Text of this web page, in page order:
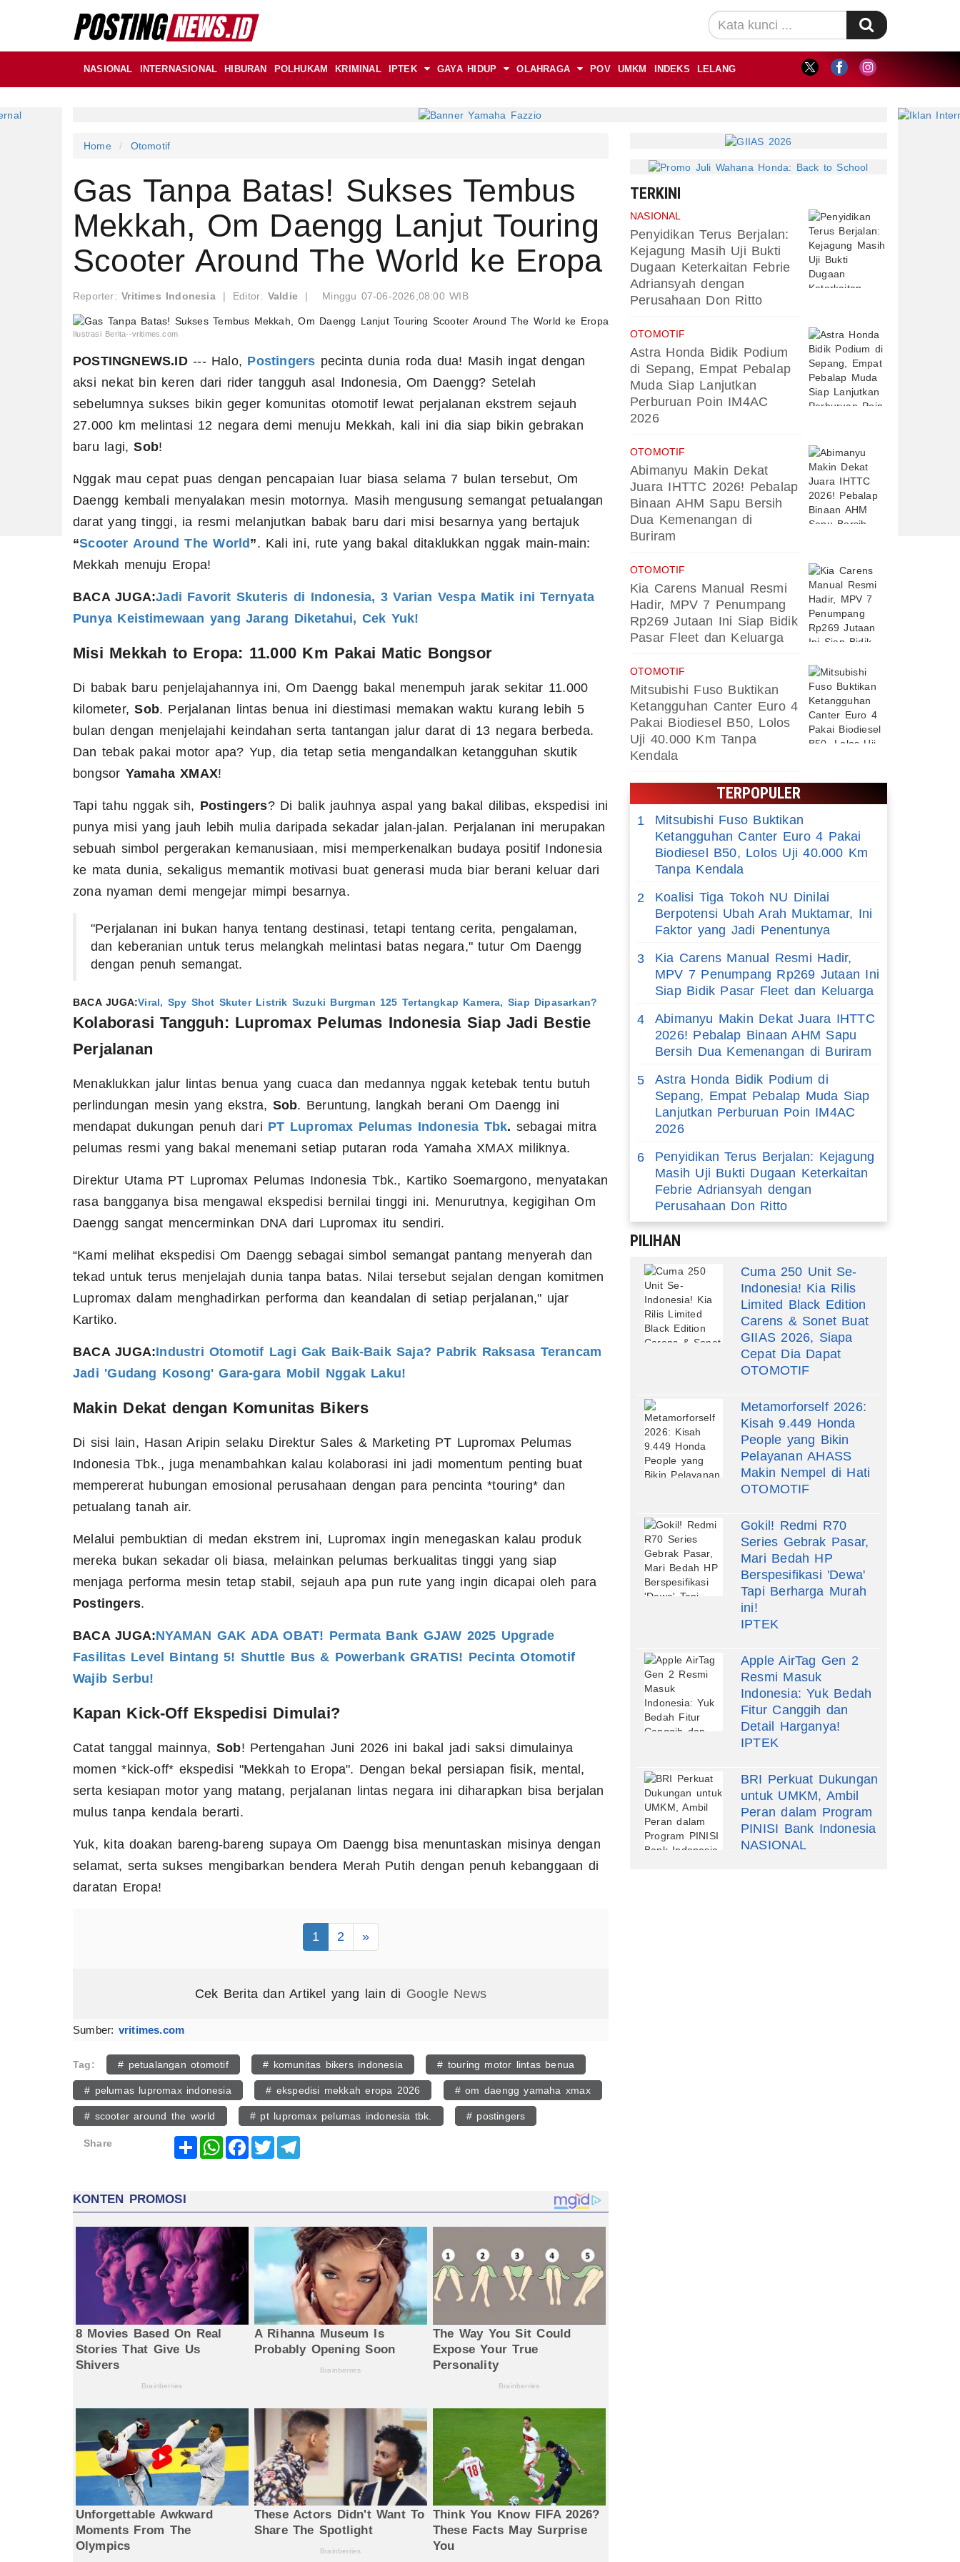
NASIONAL INTERNASIONAL HIBURAN POLHUKAM KRIMINAL IPTEK GAYA HIDUP OLAHRAGA POV UMKM INDEKS LELANG
Home Otomotif
Gas Tanpa Batas! Sukses Tembus
Mekkah, Om Daengg Lanjut Touring
Scooter Around The World ke Eropa
Reporter:Vritimes Indonesia | Editor: Valdie | Minggu 07-06-2026,08:00 WIB
Ilustrasi Berita--vritimes.com
POSTINGNEWS.ID--- Halo, Postingers pecinta dunia roda dua! Masih ingat dengan
aksi nekat bin keren dari rider tangguh asal Indonesia, Om Daengg? Setelah
sebelumnya sukses bikin geger komunitas otomotif lewat perjalanan ekstrem sejauh
27.000 km melintasi 12 negara demi menuju Mekkah, kali ini dia siap bikin gebrakan
baru lagi,Sob!
Nggak mau cepat puas dengan pencapaian luar biasa selama 7 bulan tersebut, Om
Daengg kembali menyalakan mesin motornya. Masih mengusung semangat petualangan
darat yang tinggi, ia resmi melanjutkan babak baru dari misi besarnya yang bertajuk
“Scooter Around The World ”. Kali ini, rute yang bakal ditaklukkan nggak main-main:
Mekkah menuju Eropa!
BACA JUGA:Jadi Favorit Skuteris di Indonesia, 3 Varian Vespa Matik ini Ternyata
Punya Keistimewaan yang Jarang Diketahui, Cek Yuk!
Misi Mekkah to Eropa: 11.000 Km Pakai Matic Bongsor
Di babak baru penjelajahannya ini, Om Daengg bakal menempuh jarak sekitar 11.000
kilometer,Sob. Perjalanan lintas benua ini diestimasi memakan waktu kurang lebih 5
bulan dengan menjelajahi keindahan serta tantangan jalur darat di 13 negara berbeda.
Dan tebak pakai motor apa? Yup, dia tetap setia mengandalkan ketangguhan skutik
bongsor Yamaha XMAX!
Tapi tahu nggak sih, Postingers? Di balik jauhnya aspal yang bakal dilibas, ekspedisi ini
punya misi yang jauh lebih mulia daripada sekadar jalan-jalan. Perjalanan ini merupakan
sebuah simbol pergerakan kemanusiaan, misi memperkenalkan budaya positif Indonesia
ke mata dunia, sekaligus memantik motivasi buat generasi muda biar berani keluar dari
zona nyaman demi mengejar mimpi besarnya.
"Perjalanan ini bukan hanya tentang destinasi, tetapi tentang cerita, pengalaman,
dan keberanian untuk terus melangkah melintasi batas negara," tutur Om Daengg
dengan penuh semangat.
BACA JUGA:Viral, Spy Shot Skuter Listrik Suzuki Burgman 125 Tertangkap Kamera, Siap Dipasarkan?
Kolaborasi Tangguh: Lupromax Pelumas Indonesia Siap Jadi Bestie
Perjalanan
Menaklukkan jalur lintas benua yang cuaca dan medannya nggak ketebak tentu butuh
perlindungan mesin yang ekstra, Sob. Beruntung, langkah berani Om Daengg ini
mendapat dukungan penuh dari PT Lupromax Pelumas Indonesia Tbk. sebagai mitra
pelumas resmi yang bakal menemani setiap putaran roda Yamaha XMAX miliknya.
Direktur Utama PT Lupromax Pelumas Indonesia Tbk., Kartiko Soemargono, menyatakan
rasa bangganya bisa mengawal ekspedisi bernilai tinggi ini. Menurutnya, kegigihan Om
Daengg sangat mencerminkan DNA dari Lupromax itu sendiri.
“Kami melihat ekspedisi Om Daengg sebagai simbol semangat pantang menyerah dan
tekad untuk terus menjelajah dunia tanpa batas. Nilai tersebut sejalan dengan komitmen
Lupromax dalam menghadirkan performa dan keandalan di setiap perjalanan," ujar
Kartiko.
BACA JUGA:Industri Otomotif Lagi Gak Baik-Baik Saja? Pabrik Raksasa Terancam
Jadi 'Gudang Kosong' Gara-gara Mobil Nggak Laku!
Makin Dekat dengan Komunitas Bikers
Di sisi lain, Hasan Aripin selaku Direktur Sales & Marketing PT Lupromax Pelumas
Indonesia Tbk., juga menambahkan kalau kolaborasi ini jadi momentum penting buat
mempererat hubungan emosional perusahaan dengan para pencinta *touring* dan
petualang tanah air.
Melalui pembuktian di medan ekstrem ini, Lupromax ingin menegaskan kalau produk
mereka bukan sekadar oli biasa, melainkan pelumas berkualitas tinggi yang siap
menjaga performa mesin tetap stabil, sejauh apa pun rute yang ingin dicapai oleh para
Postingers.
BACA JUGA:NYAMAN GAK ADA OBAT! Permata Bank GJAW 2025 Upgrade
Fasilitas Level Bintang 5! Shuttle Bus & Powerbank GRATIS! Pecinta Otomotif
Wajib Serbu!
Kapan Kick-Off Ekspedisi Dimulai?
Catat tanggal mainnya, Sob! Pertengahan Juni 2026 ini bakal jadi saksi dimulainya
momen *kick-off* ekspedisi "Mekkah to Eropa". Dengan bekal persiapan fisik, mental,
serta kesiapan motor yang matang, perjalanan lintas negara ini diharapkan bisa berjalan
mulus tanpa kendala berarti.
Yuk, kita doakan bareng-bareng supaya Om Daengg bisa menuntaskan misinya dengan
selamat, serta sukses mengibarkan bendera Merah Putih dengan penuh kebanggaan di
daratan Eropa!
1 2 »
Cek Berita dan Artikel yang lain di Google News
Sumber: vritimes.com
Tag: # petualangan otomotif # komunitas bikers indonesia # touring motor lintas benua
# pelumas lupromax indonesia # ekspedisi mekkah eropa 2026 # om daengg yamaha xmax
# scooter around the world # pt lupromax pelumas indonesia tbk. # postingers
Share Share WhatsAppFacebook
Twitter
TERKINI
NASIONAL
Penyidikan Terus Berjalan:
Kejagung Masih Uji Bukti
Dugaan Keterkaitan Febrie
Adriansyah dengan
Perusahaan Don Ritto
OTOMOTIF
Astra Honda Bidik Podium
di Sepang, Empat Pebalap
Muda Siap Lanjutkan
Perburuan Poin IM4AC
2026
OTOMOTIF
Abimanyu Makin Dekat
Juara IHTTC 2026! Pebalap
Binaan AHM Sapu Bersih
Dua Kemenangan di
Buriram
OTOMOTIF
Kia Carens Manual Resmi
Hadir, MPV 7 Penumpang
Rp269 Jutaan Ini Siap Bidik
Pasar Fleet dan Keluarga
OTOMOTIF
Mitsubishi Fuso Buktikan
Ketangguhan Canter Euro 4
Pakai Biodiesel B50, Lolos
Uji 40.000 Km Tanpa
Kendala
TERPOPULER
1
Mitsubishi Fuso Buktikan
Ketangguhan Canter Euro 4 Pakai
Biodiesel B50, Lolos Uji 40.000 Km
Tanpa Kendala
2
Koalisi Tiga Tokoh NU Dinilai
Berpotensi Ubah Arah Muktamar, Ini
Faktor yang Jadi Penentunya
3
Kia Carens Manual Resmi Hadir,
MPV 7 Penumpang Rp269 Jutaan Ini
Siap Bidik Pasar Fleet dan Keluarga
4
Abimanyu Makin Dekat Juara IHTTC
2026! Pebalap Binaan AHM Sapu
Bersih Dua Kemenangan di Buriram
5
Astra Honda Bidik Podium di
Sepang, Empat Pebalap Muda Siap
Lanjutkan Perburuan Poin IM4AC
2026
6
Penyidikan Terus Berjalan: Kejagung
Masih Uji Bukti Dugaan Keterkaitan
Febrie Adriansyah dengan
Perusahaan Don Ritto
PILIHAN
Cuma 250 Unit Se-
Indonesia! Kia Rilis
Limited Black Edition
Carens & Sonet Buat
GIIAS 2026, Siapa
Cepat Dia Dapat
OTOMOTIF
Metamorforself 2026:
Kisah 9.449 Honda
People yang Bikin
Pelayanan AHASS
Makin Nempel di Hati
OTOMOTIF
Gokil! Redmi R70
Series Gebrak Pasar,
Mari Bedah HP
Berspesifikasi 'Dewa'
Tapi Berharga Murah
ini!
IPTEK
Apple AirTag Gen 2
Resmi Masuk
Indonesia: Yuk Bedah
Fitur Canggih dan
Detail Harganya!
IPTEK
BRI Perkuat Dukungan
untuk UMKM, Ambil
Peran dalam Program
PINISI Bank Indonesia
NASIONAL